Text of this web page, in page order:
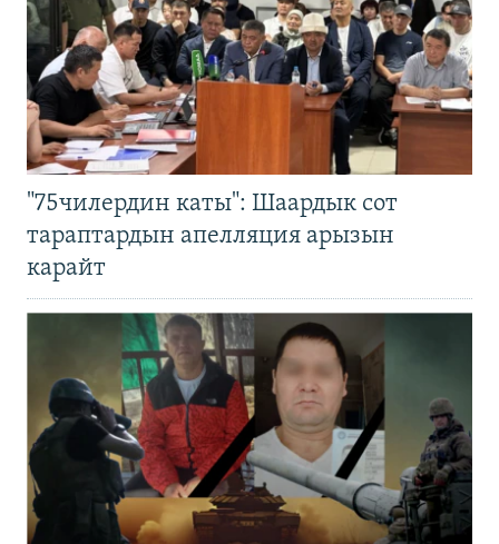
"75чилердин каты": Шаардык сот
тараптардын апелляция арызын
карайт